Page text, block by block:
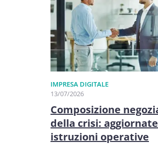
IMPRESA DIGITALE
13/07/2026
Composizione
della crisi:
istruzioni operative